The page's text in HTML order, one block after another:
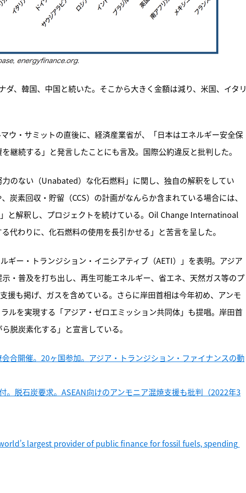
、韓国、中国と続いた。そこから大きく金額は減り、米国、イタリ
・サミットの直後に、経済産業省が、「日本はエネルギー安全保
継続する」と発言したことにも言及。国際公約違反と批判した。
のない（Unabated）な化石燃料」に関し、独自の解釈をしてい
炭素回収・貯留（CCS）の計画がなんらか含まれている場合には、
と解釈し、プロジェクトを続けている。Oil Change Internatinoal
代わりに、化石燃料の使用を長引かせる」と苦言を呈した。
ギー・トランジション・イニシアティブ（AETI）」を表明。アジア
・普及を打ち出し、再生可能エネルギー、省エネ、天然ガス等のプ
援も掲げ、ガスを含めている。さらに岸田首相は今年初め、アンモ
ルを実現する「アジア・ゼロエミッション共同体」も提唱。岸田首
脱炭素化する」と宣言している。
会合開催。20ヶ国参加。アジア・トランジション・ファイナンスの動
。脱石炭要求。ASEAN向けのアンモニア混焼支援も批判（2022年3
largest provider of public finance for fossil fuels, spending
記事をお気に入りに保存するには
ログインが必要です